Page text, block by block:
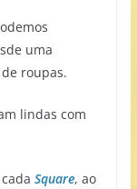
uma
roupas.
lindas com
Square, ao